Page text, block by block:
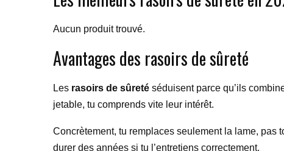
Aucun produit trouvé.
Avantages des rasoirs de sûreté
Les rasoirs de sûreté séduisent parce qu’ils
jetable, tu comprends vite leur intérêt.
Concrètement, tu remplaces seulement la lame, pas
durer des années si tu l’entretiens correctement.